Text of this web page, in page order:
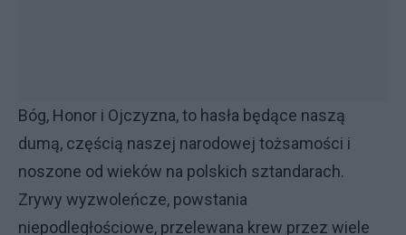
Bóg, Honor i Ojczyzna, to hasła będące naszą
dumą, częścią naszej narodowej tożsamości i
noszone od wieków na polskich sztandarach.
Zrywy wyzwoleńcze, powstania
niepodległościowe, przelewana krew przez wiele